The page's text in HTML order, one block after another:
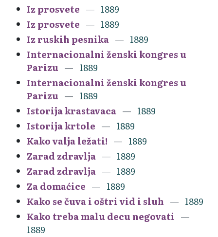
Iz prosvete
1889
Iz prosvete
1889
Iz ruskih pesnika
1889
Internacionalni ženski kongres u
Parizu
1889
Internacionalni ženski kongres u
Parizu
1889
Istorija krastavaca
1889
Istorija krtole
1889
Kako valja ležati!
1889
Zarad zdravlja
1889
Zarad zdravlja
1889
Za domaćice
1889
Kako se čuva i oštri vid i sluh
1889
Kako treba malu decu negovati
1889